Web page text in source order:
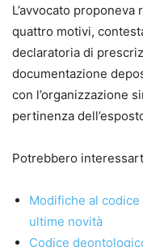
•Impostazione
quotidiana dello
•Formulari
•Schemi chiari per
adempimenti
• Formulario online
Autrice
Autrice di formulari
Benito Nigro,
L’avvocato
quattro motivi,
declaratoria di
documentazione
con l’organizzazione
pertinenza
Potrebbero
Modifiche al
ultime novità
Codice